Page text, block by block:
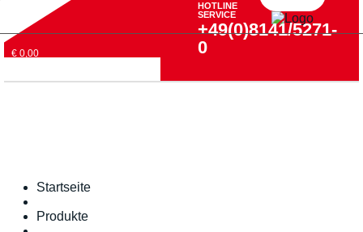
€ 0,00
HOTLINE
SERVICE
+49(0)8141/5271-
0
Startseite
Produkte